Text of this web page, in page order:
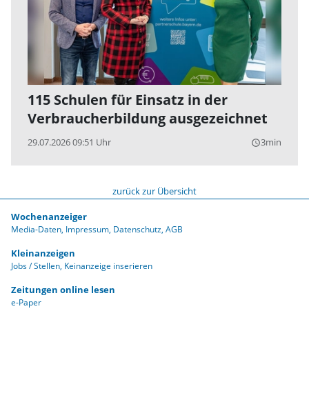
115 Schulen für Einsatz in der
Verbraucherbildung ausgezeichnet
29.07.2026 09:51 Uhr query_builder3min
zurück zur Übersicht
Wochenanzeiger
Media-Daten Impressum Datenschutz AGB
Kleinanzeigen
Jobs / Stellen Keinanzeige inserieren
Zeitungen online lesen
e-Paper